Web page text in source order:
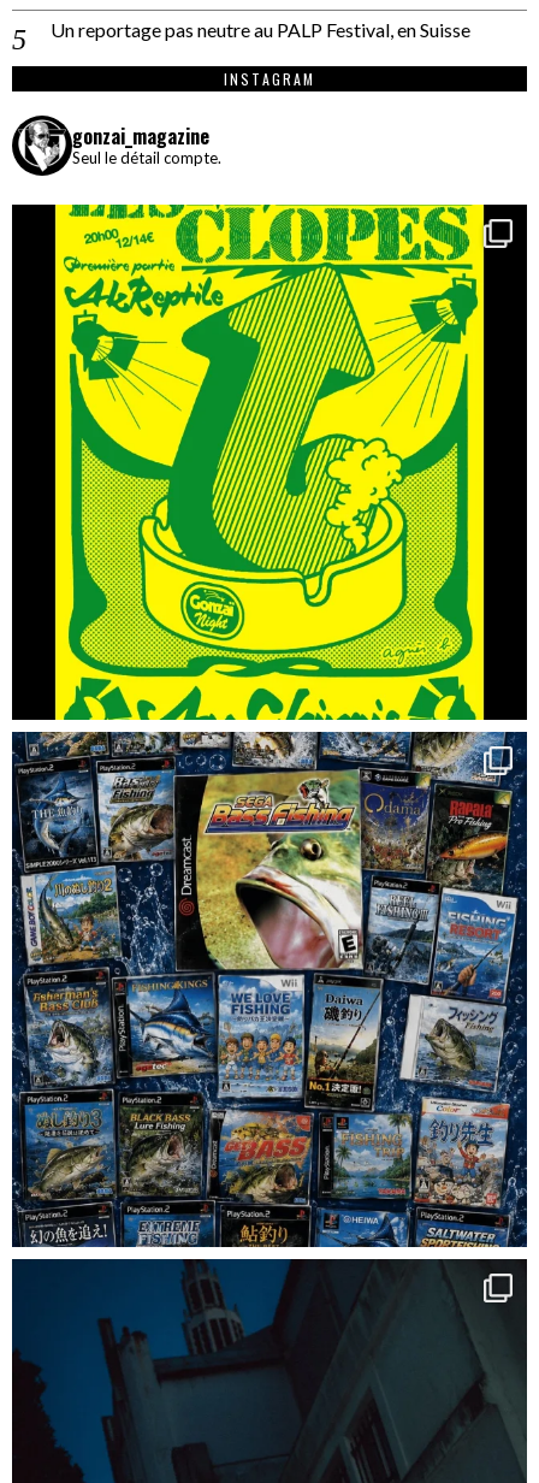
Un reportage pas neutre au PALP Festival, en Suisse
INSTAGRAM
gonzai_magazine
Seul le détail compte.